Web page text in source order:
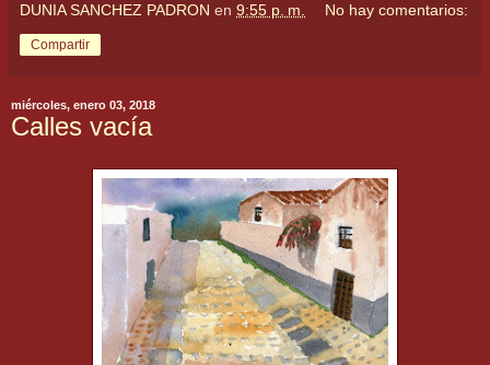
DUNIA SANCHEZ PADRON en 9:55 p. m. No hay comentarios:
Compartir
miércoles, enero 03, 2018
Calles vacía